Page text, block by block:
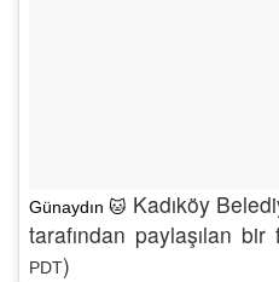
Günaydın 🐱 Kadıköy
tarafından paylaşılan
PDT)